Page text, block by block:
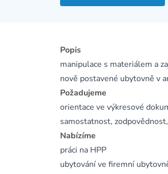
Popis
manipulace s materiálem a
nově postavené ubytovně v
Požadujeme
orientace ve výkresové
samostatnost,
Nabízíme
práci na HPP
ubytování ve firemní